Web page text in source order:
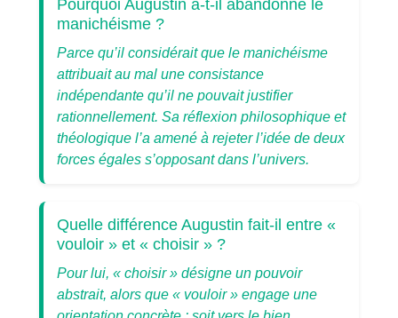
Pourquoi Augustin a-t-il abandonné le
manichéisme ?
Parce qu’il considérait que le manichéisme
attribuait au mal une consistance
indépendante qu’il ne pouvait justifier
rationnellement. Sa réflexion philosophique et
théologique l’a amené à rejeter l’idée de deux
forces égales s’opposant dans l’univers.
Quelle différence Augustin fait-il entre «
vouloir » et « choisir » ?
Pour lui, « choisir » désigne un pouvoir
abstrait, alors que « vouloir » engage une